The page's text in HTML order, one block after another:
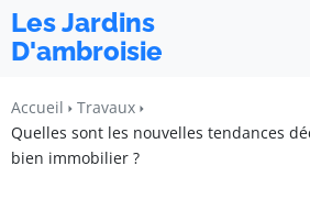
Les Jardins
D'ambroisie
Accueil
Travaux
Quelles sont les nouvelles tendances
bien immobilier ?